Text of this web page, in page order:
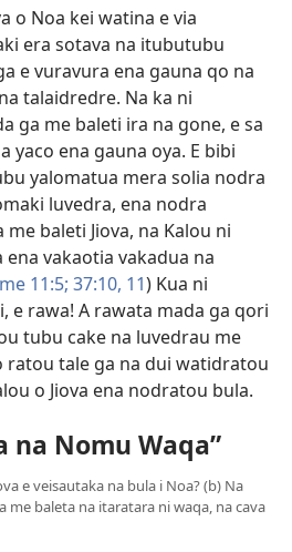
o Noa kei watina e via
era sotava na itubutubu
e vuravura ena gauna qo na
talaidredre. Na ka ni
ga me baleti ira na gone, e sa
yaco ena gauna oya. E bibi
yalomatua mera solia nodra
luvedra, ena nodra
baleti Jiova, na Kalou ni
vakaotia vakadua na
11:5; 37:10, 11) Kua ni
e rawa! A rawata mada ga qori
tubu cake na luvedrau me
ratou tale ga na dui watidratou
o Jiova ena nodratou bula.
na Nomu Waqa”
e veisautaka na bula i Noa? (b) Na
me baleta na itaratara ni waqa, na cava